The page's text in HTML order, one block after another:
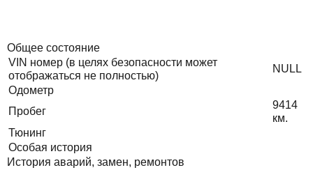
Общее состояние
VIN номер (в целях безопасности может
отображаться не полностью)
NULL
Одометр
Пробег
9414
км.
Тюнинг
Особая история
История аварий, замен, ремонтов